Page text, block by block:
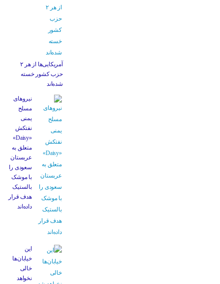
آمریکایی‌ها از هر ۲
حزب کشور خسته
شده‌اند
نیروهای
مسلح
یمنی
نفتکش
«Daisy»
متعلق به
عربستان
سعودی را
با موشک
بالستیک
هدف قرار
داده‌اند
این
خیابان‌ها
خالی
نخواهد